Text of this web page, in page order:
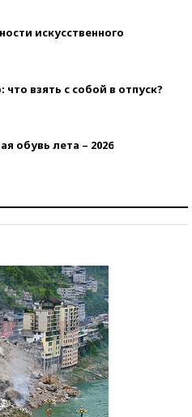
искусственного
взять с собой в отпуск?
обувь лета – 2026